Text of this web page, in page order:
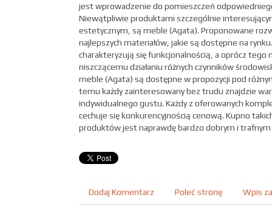
jest wprowadzenie do pomieszczeń
Niewątpliwie produktami szczególnie
estetycznym, są meble (Agata). Proponowane
najlepszych materiałów, jakie są dostępne na
charakteryzują się funkcjonalnością, a oprócz tego
niszczącemu działaniu różnych czynników
meble (Agata) są dostępne w propozycji pod
temu każdy zainteresowany bez trudu znajdzie
indywidualnego gustu. Każdy z oferowanych
cechuje się konkurencyjnością cenową. Kupno
produktów jest naprawdę bardzo dobrym i
Dodaj Komentarz Poleć stronę Wpis